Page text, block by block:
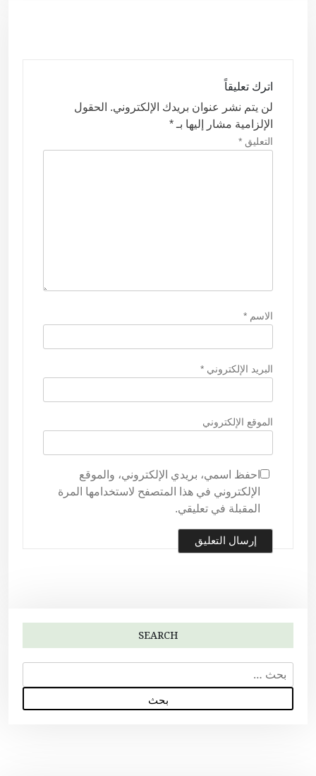
اترك تعليقاً
لن يتم نشر عنوان بريدك الإلكتروني. الحقول
الإلزامية مشار إليها بـ *
التعليق *
الاسم *
البريد الإلكتروني *
الموقع الإلكتروني
احفظ اسمي، بريدي الإلكتروني، والموقع
الإلكتروني في هذا المتصفح لاستخدامها المرة
المقبلة في تعليقي.
SEARCH
ل